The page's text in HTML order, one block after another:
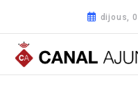
dijous,